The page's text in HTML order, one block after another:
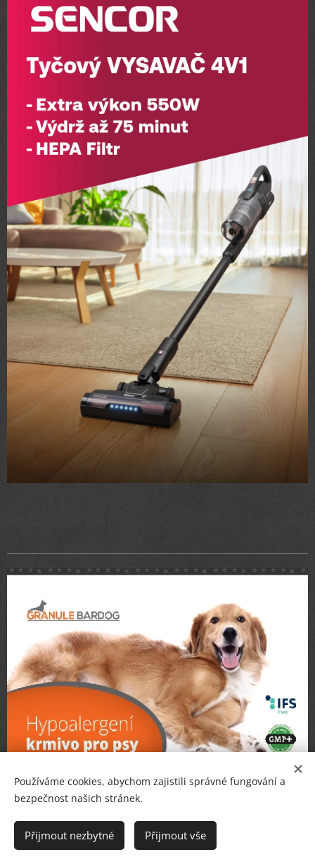
Používáme cookies, abychom zajistili správné fungování a
bezpečnost našich stránek.
Přijmout nezbytné Přijmout vše